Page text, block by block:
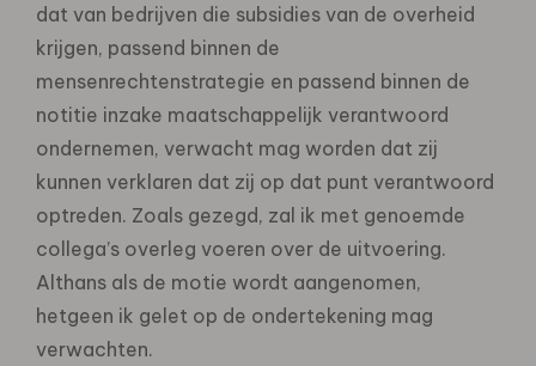
dat van bedrijven die subsidies van de overheid
krijgen, passend binnen de
mensenrechtenstrategie en passend binnen de
notitie inzake maatschappelijk verantwoord
ondernemen, verwacht mag worden dat zij
kunnen verklaren dat zij op dat punt verantwoord
optreden. Zoals gezegd, zal ik met genoemde
collega’s overleg voeren over de uitvoering.
Althans als de motie wordt aangenomen,
hetgeen ik gelet op de ondertekening mag
verwachten.